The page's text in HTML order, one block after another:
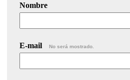
Nombre
E-mail No será mostrado.